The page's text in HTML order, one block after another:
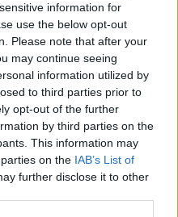
information for
use the below opt-out
Please note that after your
may continue seeing
information utilized by
to third parties prior to
opt-out of the further
by third parties on the
This information may
on the IAB’s List of
further disclose it to other
hög rygg och justerbart
under hela arbetsdagen.
skum som ger fast
över tid och ger långvarig
låsbar i fem olika
justerbar motståndskraft. 3D-
samt ett stabilt 5-